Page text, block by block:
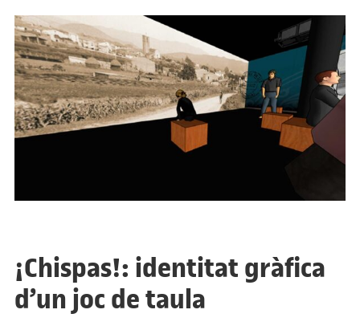
¡Chispas!: identitat gràfica
d’un joc de taula